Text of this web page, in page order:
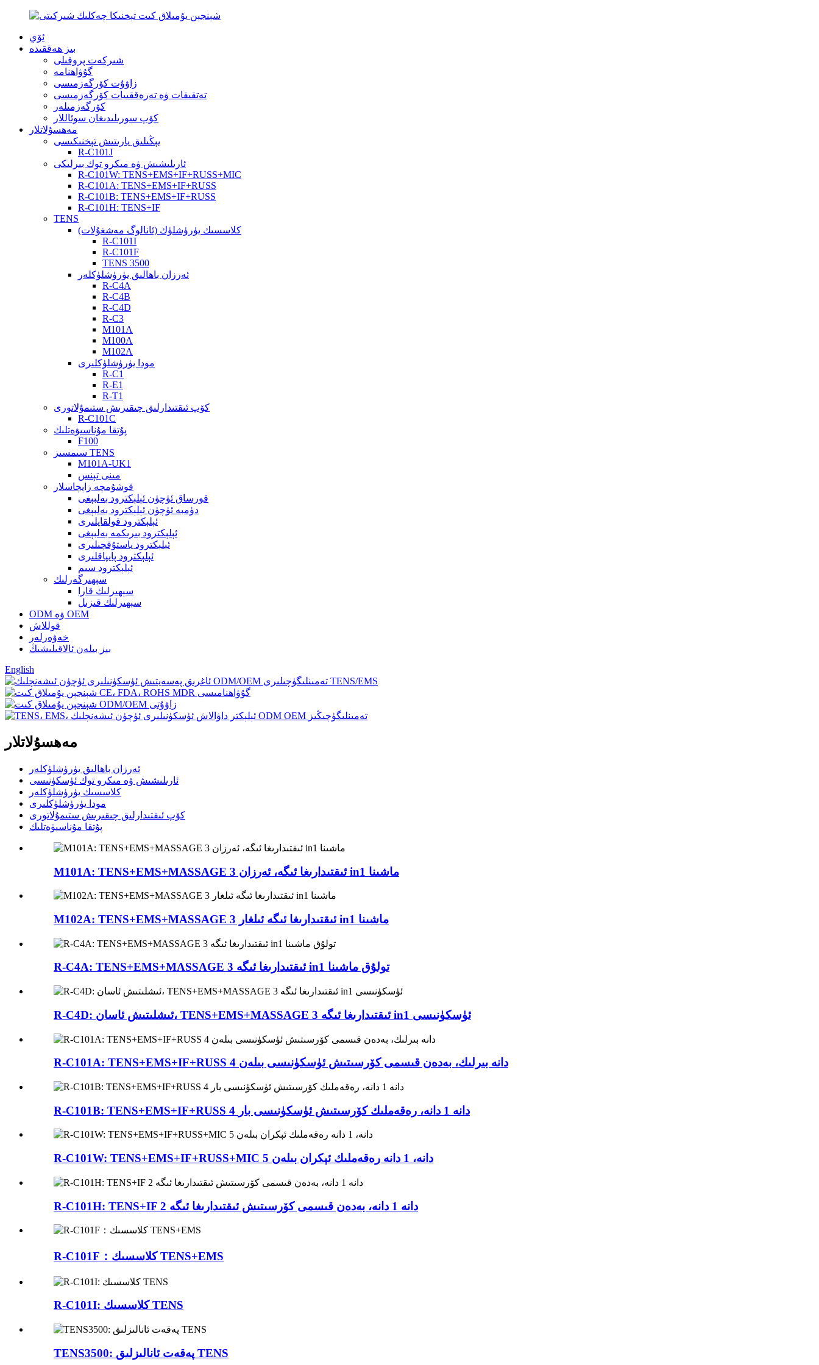
ئۆي
بىز ھەققىدە
شىركەت پروفىلى
گۇۋاھنامە
زاۋۇت كۆرگەزمىسى
تەتقىقات ۋە تەرەققىيات كۆرگەزمىسى
كۆرگەزمىلەر
كۆپ سورىلىدىغان سوئاللار
مەھسۇلاتلار
يېڭىلىق يارىتىش تېخنىكىسى
R-C101J
ئارىلىشىش ۋە مىكرو توك بىرلىكى
R-C101W: TENS+EMS+IF+RUSS+MIC
R-C101A: TENS+EMS+IF+RUSS
R-C101B: TENS+EMS+IF+RUSS
R-C101H: TENS+IF
TENS
كلاسسىك يۈرۈشلۈك (ئانالوگ مەشغۇلات)
R-C101I
R-C101F
TENS 3500
ئەرزان باھالىق يۈرۈشلۈكلەر
R-C4A
R-C4B
R-C4D
R-C3
M101A
M100A
M102A
مودا يۈرۈشلۈكلىرى
R-C1
R-E1
R-T1
كۆپ ئىقتىدارلىق چىقىرىش ستىمۇلاتورى
R-C101C
پۇتقا مۇناسىۋەتلىك
F100
سىمسىز TENS
M101A-UK1
مىنى تېنس
قوشۇمچە زاپچاسلار
قورساق ئۈچۈن ئېلېكترود بەلبېغى
دۈمبە ئۈچۈن ئېلېكترود بەلبېغى
ئېلېكترود قولقاپلىرى
ئېلېكترود بىرىكمە بەلبېغى
ئېلېكترود ياستۇقچىلىرى
ئېلېكترود پايپاقلىرى
ئېلېكترود سىم
سېھىرگەرلىك
سېھىرلىك قارا
سېھىرلىك قىزىل
ODM ۋە OEM
قوللاش
خەۋەرلەر
بىز بىلەن ئالاقىلىشىڭ
English
مەھسۇلاتلار
ئەرزان باھالىق يۈرۈشلۈكلەر
ئارىلىشىش ۋە مىكرو توك ئۈسكۈنىسى
كلاسسىك يۈرۈشلۈكلەر
مودا يۈرۈشلۈكلىرى
كۆپ ئىقتىدارلىق چىقىرىش ستىمۇلاتورى
پۇتقا مۇناسىۋەتلىك
M101A: TENS+EMS+MASSAGE ئىقتىدارىغا ئىگە، ئەرزان 3 in1 ماشىنا
M102A: TENS+EMS+MASSAGE ئىقتىدارىغا ئىگە ئىلغار 3 in1 ماشىنا
R-C4A: TENS+EMS+MASSAGE ئىقتىدارىغا ئىگە 3 in1 تولۇق ماشىنا
R-C4D: ئىشلىتىش ئاسان، TENS+EMS+MASSAGE ئىقتىدارىغا ئىگە 3 in1 ئۈسكۈنىسى
R-C101A: TENS+EMS+IF+RUSS 4 دانە بىرلىك، بەدەن قىسمى كۆرسىتىش ئۈسكۈنىسى بىلەن
R-C101B: TENS+EMS+IF+RUSS 4 دانە 1 دانە، رەقەملىك كۆرسىتىش ئۈسكۈنىسى بار
R-C101W: TENS+EMS+IF+RUSS+MIC 5 دانە، 1 دانە رەقەملىك ئېكران بىلەن
R-C101H: TENS+IF 2 دانە 1 دانە، بەدەن قىسمى كۆرسىتىش ئىقتىدارىغا ئىگە
R-C101F：كلاسسىك TENS+EMS
R-C101I: كلاسسىك TENS
TENS3500: پەقەت ئانالىزلىق TENS